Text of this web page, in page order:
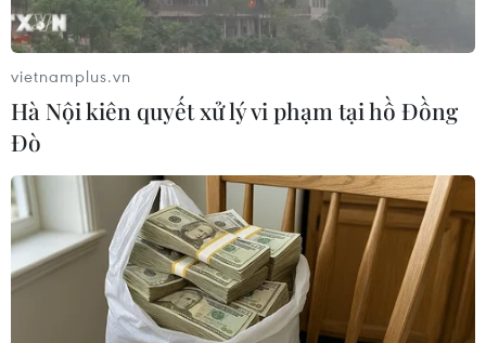
Quang cảnh trước khi buổi họp báo bắt đầu. (Ảnh: Lâm
Khánh/TTXVN)
vietnamplus.vn
Hà Nội kiên quyết xử lý vi phạm tại hồ Đồng
Đò